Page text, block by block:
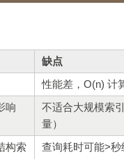
缺点
性能差，O(n) 计
响
不适合大规模索
量）
构索
查询耗时可能>秒